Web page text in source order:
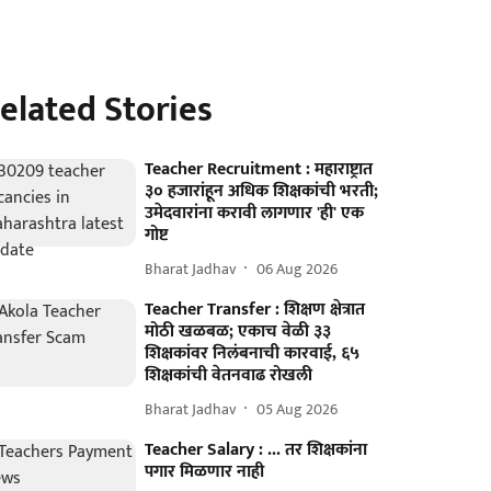
Stories
Teacher Recruitment : महाराष्ट्रात
३० हजारांहून अधिक शिक्षकांची भरती;
उमेदवारांना करावी लागणार 'ही' एक
गोष्ट
Bharat Jadhav 06 Aug 2026
Teacher Transfer : शिक्षण क्षेत्रात
मोठी खळबळ; एकाच वेळी ३३
शिक्षकांवर निलंबनाची कारवाई, ६५
शिक्षकांची वेतनवाढ रोखली
Bharat Jadhav 05 Aug 2026
Teacher Salary : ... तर शिक्षकांना
पगार मिळणार नाही